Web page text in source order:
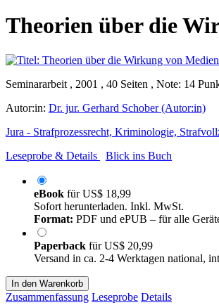
Theorien über die
Seminararbeit , 2001 , 40 Seiten , Note: 14
Autor:in: Dr. jur. Gerhard Schober (Autor:in)
Jura - Strafprozessrecht, Kriminologie,
Leseprobe & Details
Blick ins Buch
eBook fürUS$ 18,99
Sofort herunterladen. Inkl. MwSt.
Format: PDF und ePUB – für alle
Paperback fürUS$ 20,99
Versand in ca. 2-4 Werktagen national,
In den Warenkorb
Zusammenfassung Leseprobe Details